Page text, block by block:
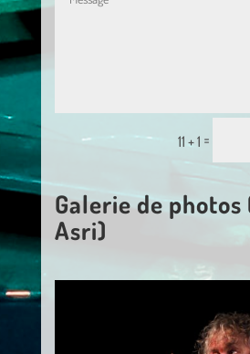
11 + 1 =
Galerie de photos
Asri)